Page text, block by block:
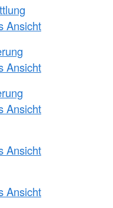
Ansicht
Ansicht
Ansicht
Ansicht
Ansicht